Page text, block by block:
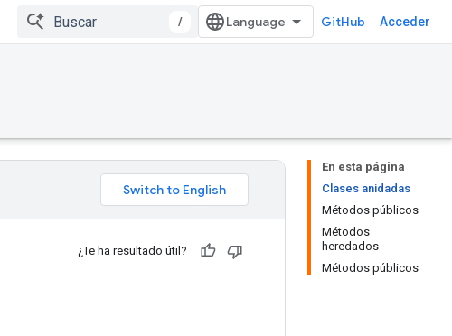
/ GitHub Acceder
En esta página
Clases anidadas
Métodos públicos
Métodos
heredados
Métodos públicos
¿Te ha resultado útil?